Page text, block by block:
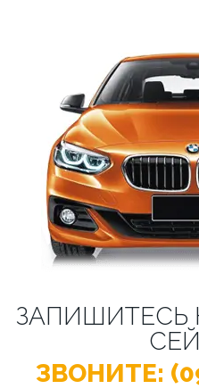
ЗАПИШИТЕСЬ
ЗВОНИТЕ: